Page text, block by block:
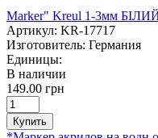
Marker" Kreul 1-3мм
Артикул: KR-17717
Изготовитель: Германия
Единицы:
В наличии
149.00 грн
Купить